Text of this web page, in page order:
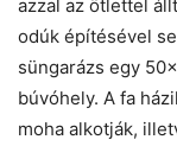
azzal az ötlettel
odúk építésével
süngarázs egy
búvóhely. A fa
moha alkotják,